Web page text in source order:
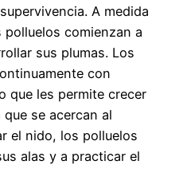
A medida
comienzan a
sus plumas. Los
con
que les permite crecer
se acercan al
el nido, los polluelos
alas y a practicar el